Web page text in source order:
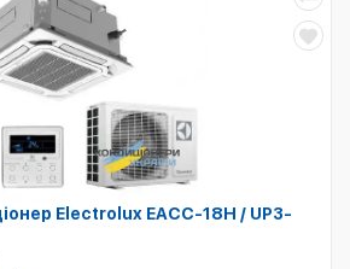
Electrolux EACC-18H / UP3-